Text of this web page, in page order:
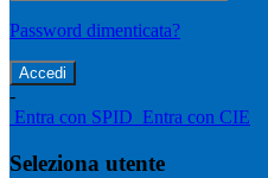
Password dimenticata?
-
Entra con SPID Entra con CIE
Seleziona utente